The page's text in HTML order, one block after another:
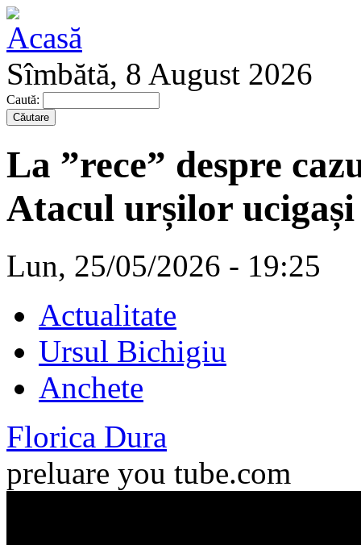
Sîmbătă, 8 August 2026
Caută:
La ”rece” despre
Atacul urșilor ucigași
Lun, 25/05/2026 - 19:25
Actualitate
Ursul Bichigiu
Anchete
Florica Dura
preluare you tube.com